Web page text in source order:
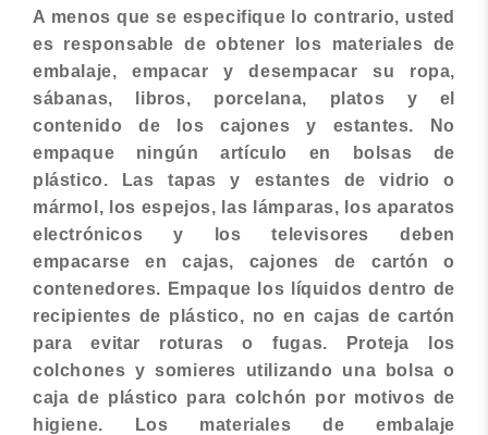
A menos que se especifique lo contrario, usted
es responsable de obtener los materiales de
embalaje, empacar y desempacar su ropa,
sábanas, libros, porcelana, platos y el
contenido de los cajones y estantes. No
empaque ningún artículo en bolsas de
plástico. Las tapas y estantes de vidrio o
mármol, los espejos, las lámparas, los aparatos
electrónicos y los televisores deben
empacarse en cajas, cajones de cartón o
contenedores. Empaque los líquidos dentro de
recipientes de plástico, no en cajas de cartón
para evitar roturas o fugas. Proteja los
colchones y somieres utilizando una bolsa o
caja de plástico para colchón por motivos de
higiene. Los materiales de embalaje